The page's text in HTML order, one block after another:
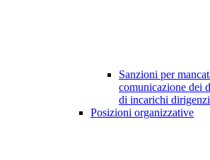
Sanzioni per
comunicazione dei
di incarichi
Posizioni organizzative